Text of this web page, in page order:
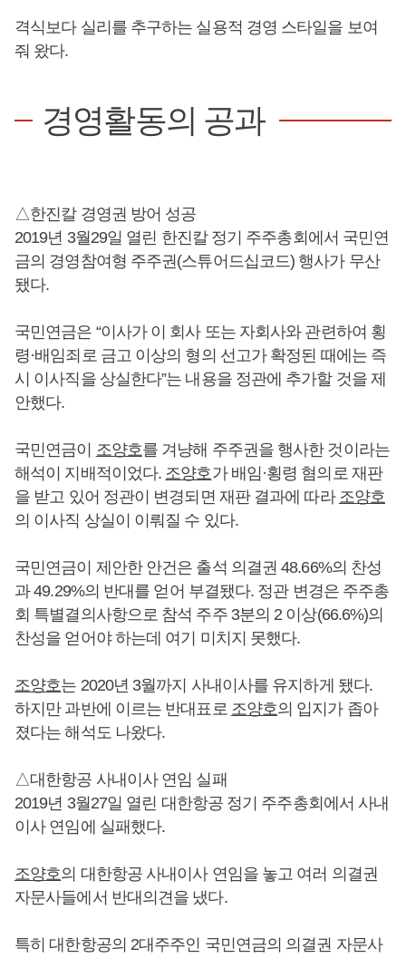
격식보다 실리를 추구하는 실용적 경영 스타일을 보여
줘 왔다.
경영활동의 공과
△한진칼 경영권 방어 성공
2019년 3월29일 열린 한진칼 정기 주주총회에서 국민연
금의 경영참여형 주주권(스튜어드십코드) 행사가 무산
됐다.
국민연금은 “이사가 이 회사 또는 자회사와 관련하여 횡
령·배임죄로 금고 이상의 형의 선고가 확정된 때에는 즉
시 이사직을 상실한다”는 내용을 정관에 추가할 것을 제
안했다.
국민연금이 조양호를 겨냥해 주주권을 행사한 것이라는
해석이 지배적이었다. 조양호가 배임·횡령 혐의로 재판
을 받고 있어 정관이 변경되면 재판 결과에 따라 조양호
의 이사직 상실이 이뤄질 수 있다.
국민연금이 제안한 안건은 출석 의결권 48.66%의 찬성
과 49.29%의 반대를 얻어 부결됐다. 정관 변경은 주주총
회 특별결의사항으로 참석 주주 3분의 2 이상(66.6%)의
찬성을 얻어야 하는데 여기 미치지 못했다.
조양호는 2020년 3월까지 사내이사를 유지하게 됐다.
하지만 과반에 이르는 반대표로 조양호의 입지가 좁아
졌다는 해석도 나왔다.
△대한항공 사내이사 연임 실패
2019년 3월27일 열린 대한항공 정기 주주총회에서 사내
이사 연임에 실패했다.
조양호의 대한항공 사내이사 연임을 놓고 여러 의결권
자문사들에서 반대의견을 냈다.
특히 대한항공의 2대주주인 국민연금의 의결권 자문사